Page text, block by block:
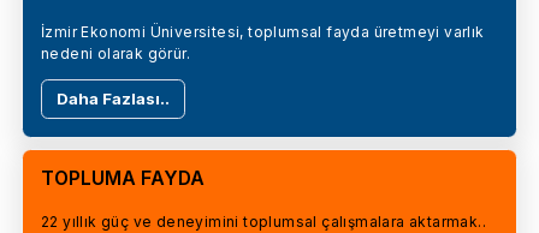
İzmir Ekonomi Üniversitesi, toplumsal fayda üretmeyi varlık
nedeni olarak görür.
Daha Fazlası..
TOPLUMA FAYDA
22 yıllık güç ve deneyimini toplumsal çalışmalara aktarmak..